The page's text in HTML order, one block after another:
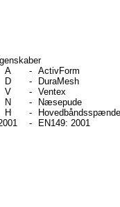
A
-
ActivForm
D
-
DuraMesh
V
-
Ventex
N
-
Næsepude
H
-
Hovedbåndsspænde
- EN149: 2001